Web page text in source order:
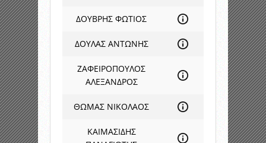
ΔΟΥΒΡΗΣ ΦΩΤΙΟΣ
ΔΟΥΛΑΣ ΑΝΤΩΝΗΣ
ΖΑΦΕΙΡΟΠΟΥΛΟΣ
ΑΛΕΞΑΝΔΡΟΣ
ΘΩΜΑΣ ΝΙΚΟΛΑΟΣ
ΚΑΙΜΑΣΙΔΗΣ